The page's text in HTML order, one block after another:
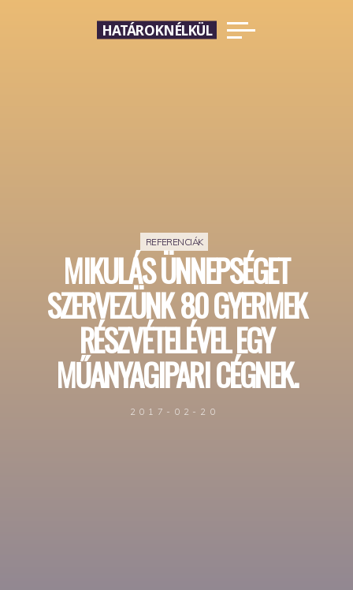
HATÁROKNÉLKÜL
REFERENCIÁK
MIKULÁS ÜNNEPSÉGET
SZERVEZÜNK 80 GYERMEK
RÉSZVÉTELÉVEL EGY
MŰANYAGIPARI CÉGNEK.
2017-02-20